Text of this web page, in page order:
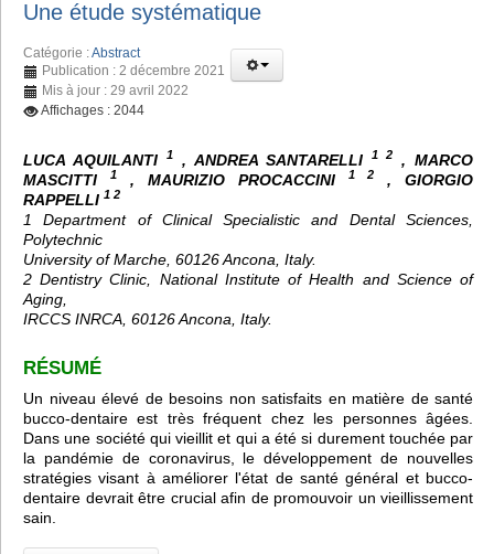
Une étude systématique
Catégorie :Abstract
Publication : 2 décembre 2021
Mis à jour : 29 avril 2022
Affichages : 2044
LUCA AQUILANTI 1, ANDREA SANTARELLI1 2
, MARCO
MASCITTI
1 , MAURIZIO PROCACCINI 1 2
, GIORGIO
RAPPELLI 1 2
1 Department of Clinical Specialistic and Dental Sciences,
Polytechnic
University of Marche, 60126 Ancona, Italy.
2 Dentistry Clinic, National Institute of Health and Science of
Aging,
IRCCS INRCA, 60126 Ancona, Italy.
RÉSUMÉ
Un niveau élevé de besoins non satisfaits en matière de santé
bucco-dentaire est très fréquent chez les personnes âgées.
Dans une société qui vieillit et qui a été si durement touchée par
la pandémie de coronavirus, le développement de nouvelles
stratégies visant à améliorer l'état de santé général et bucco-
dentaire devrait être crucial afin de promouvoir un vieillissement
sain.